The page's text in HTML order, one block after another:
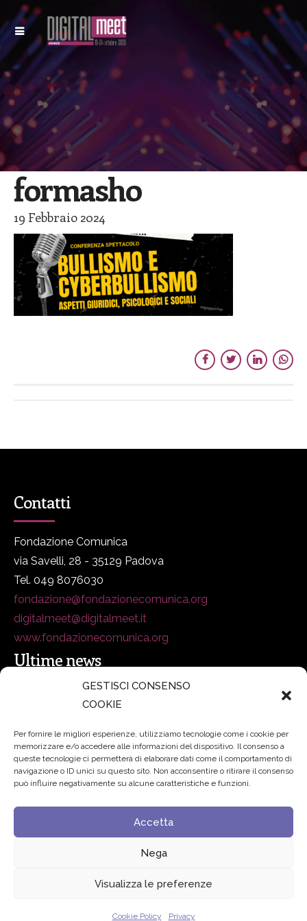
GESTISCI CONSENSO
COOKIE
Per fornire le migliori esperienze, utilizziamo tecnologie come i cookie per
memorizzare e/o accedere alle informazioni del dispositivo. Il consenso a
queste tecnologie ci permetterà di elaborare dati come il comportamento di
navigazione o ID unici su questo sito. Non acconsentire o ritirare il consenso
può influire negativamente su alcune caratteristiche e funzioni.
Accetta
Nega
Visualizza le preferenze
Cookie Policy Privacy
formasho
19 Febbraio 2024
Contatti
Fondazione Comunica
via Savelli, 28 - 35129 Padova
Tel. 049 8076030
fondazione@fondazionecomunica.org
digitalmeet@digitalmeet.it
www.fondazionecomunica.org
Ultime news
secsolutionforum 2026: è Bologna la nuova capitale
Padre Benanti: «Intelligenza artificiale? Contro i nuovi
algoritmi del potere serve una governance condivisa»
Edvance – Digital Education Hub Higher Education